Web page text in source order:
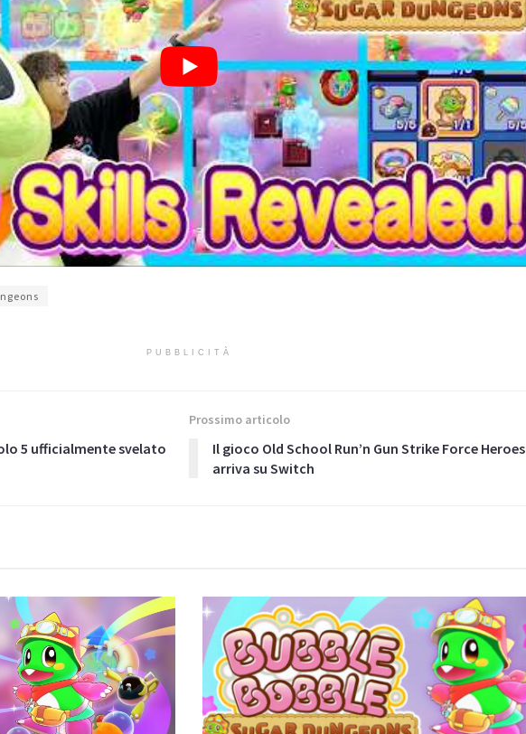
PUBBLICITÀ
5 ufficialmente svelato
Prossimo articolo
Il gioco Old School Run’n Gun Strike Force Heroes
arriva su Switch